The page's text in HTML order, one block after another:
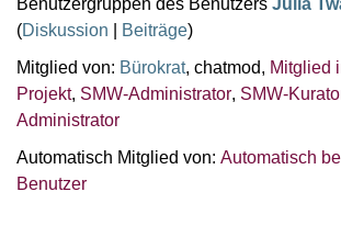
Benutzergruppen des Benutzers Julia
(Diskussion Beiträge)
Mitglied von: Bürokrat, chatmod, Mitglied
Projekt, SMW-Administrator, SMW-
Administrator
Automatisch Mitglied von: Automatisch
Benutzer